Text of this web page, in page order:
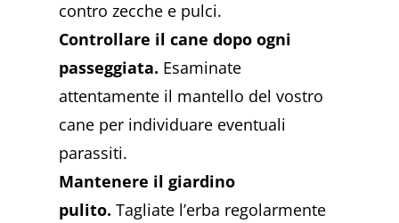
contro zecche e pulci.
Controllare il cane dopo ogni
passeggiata. Esaminate
attentamente il mantello del vostro
cane per individuare eventuali
parassiti.
Mantenere il giardino
pulito. Tagliate l’erba regolarmente